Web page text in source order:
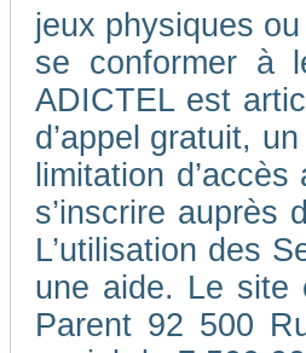
jeux physiques
se conformer à
ADICTEL est
d’appel gratuit,
limitation
s’inscrire auprès
L’utilisation des
une aide. Le site
Parent 92 500